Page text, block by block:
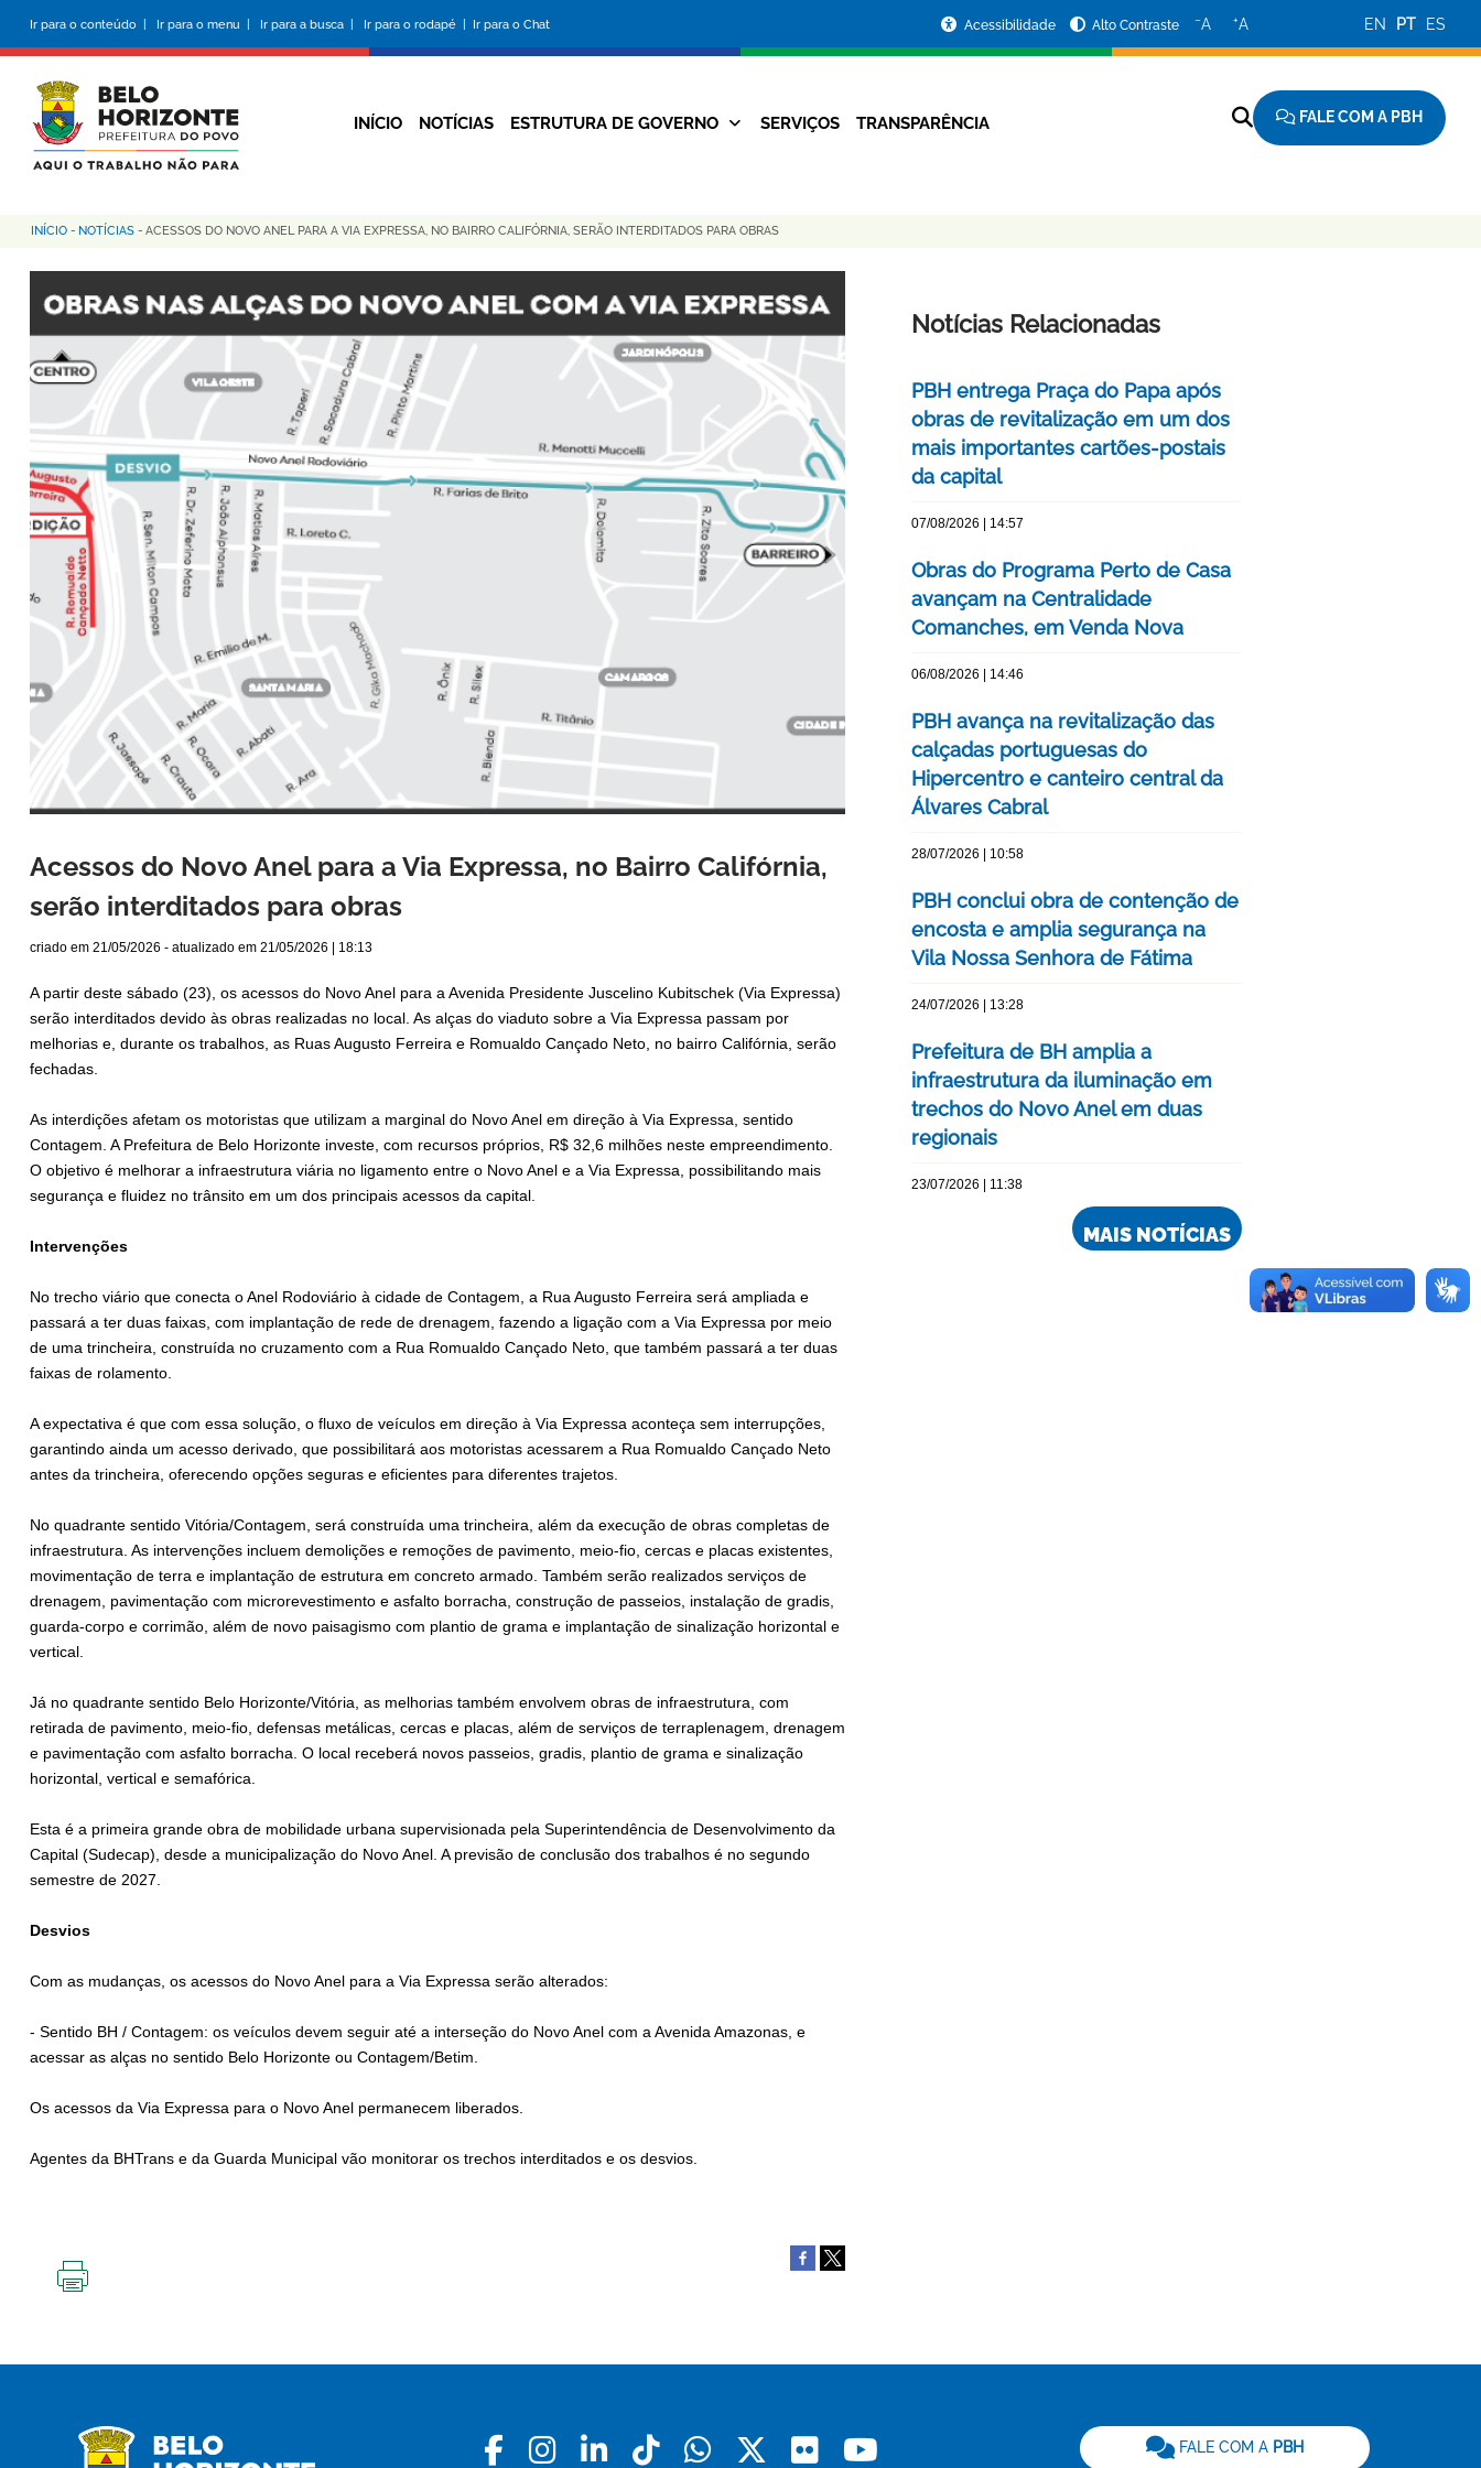
conteúdo
principal
Ir para o conteúdo | Ir para o menu | Ir para a busca | Ir para o rodapé | Ir para o Chat
da
Prefeitura
Acessibilidade Alto Contraste −A +A EN PT ES
Navegação
INÍCIO NOTÍCIAS ESTRUTURA DE GOVERNO SERVIÇOS TRANSPARÊNCIA FALE COM A PBH
Trilha
de
navegação
INÍCIO - NOTÍCIAS - ACESSOS DO NOVO ANEL PARA A VIA EXPRESSA, NO BAIRRO CALIFÓRNIA, SERÃO INTERDITADOS PARA OBRAS
Acessos do Novo Anel para a Via Expressa, no Bairro Califórnia,
serão interditados para obras
criado em 21/05/2026 - atualizado em 21/05/2026 | 18:13
A partir deste sábado (23), os acessos do Novo Anel para a Avenida Presidente Juscelino Kubitschek (Via Expressa)
serão interditados devido às obras realizadas no local. As alças do viaduto sobre a Via Expressa passam por
melhorias e, durante os trabalhos, as Ruas Augusto Ferreira e Romualdo Cançado Neto, no bairro Califórnia, serão
fechadas.
As interdições afetam os motoristas que utilizam a marginal do Novo Anel em direção à Via Expressa, sentido
Contagem. A Prefeitura de Belo Horizonte investe, com recursos próprios, R$ 32,6 milhões neste empreendimento.
O objetivo é melhorar a infraestrutura viária no ligamento entre o Novo Anel e a Via Expressa, possibilitando mais
segurança e fluidez no trânsito em um dos principais acessos da capital.
Intervenções
No trecho viário que conecta o Anel Rodoviário à cidade de Contagem, a Rua Augusto Ferreira será ampliada e
passará a ter duas faixas, com implantação de rede de drenagem, fazendo a ligação com a Via Expressa por meio
de uma trincheira, construída no cruzamento com a Rua Romualdo Cançado Neto, que também passará a ter duas
faixas de rolamento.
A expectativa é que com essa solução, o fluxo de veículos em direção à Via Expressa aconteça sem interrupções,
garantindo ainda um acesso derivado, que possibilitará aos motoristas acessarem a Rua Romualdo Cançado Neto
antes da trincheira, oferecendo opções seguras e eficientes para diferentes trajetos.
No quadrante sentido Vitória/Contagem, será construída uma trincheira, além da execução de obras completas de
infraestrutura. As intervenções incluem demolições e remoções de pavimento, meio-fio, cercas e placas existentes,
movimentação de terra e implantação de estrutura em concreto armado. Também serão realizados serviços de
drenagem, pavimentação com microrevestimento e asfalto borracha, construção de passeios, instalação de gradis,
guarda-corpo e corrimão, além de novo paisagismo com plantio de grama e implantação de sinalização horizontal e
vertical.
Já no quadrante sentido Belo Horizonte/Vitória, as melhorias também envolvem obras de infraestrutura, com
retirada de pavimento, meio-fio, defensas metálicas, cercas e placas, além de serviços de terraplenagem, drenagem
e pavimentação com asfalto borracha. O local receberá novos passeios, gradis, plantio de grama e sinalização
horizontal, vertical e semafórica.
Esta é a primeira grande obra de mobilidade urbana supervisionada pela Superintendência de Desenvolvimento da
Capital (Sudecap), desde a municipalização do Novo Anel. A previsão de conclusão dos trabalhos é no segundo
semestre de 2027.
Desvios
Com as mudanças, os acessos do Novo Anel para a Via Expressa serão alterados:
- Sentido BH / Contagem: os veículos devem seguir até a interseção do Novo Anel com a Avenida Amazonas, e
acessar as alças no sentido Belo Horizonte ou Contagem/Betim.
Os acessos da Via Expressa para o Novo Anel permanecem liberados.
Agentes da BHTrans e da Guarda Municipal vão monitorar os trechos interditados e os desvios.
Notícias Relacionadas
PBH entrega Praça do Papa após
obras de revitalização em um dos
mais importantes cartões-postais
da capital
07/08/2026 | 14:57
Obras do Programa Perto de Casa
avançam na Centralidade
Comanches, em Venda Nova
06/08/2026 | 14:46
PBH avança na revitalização das
calçadas portuguesas do
Hipercentro e canteiro central da
Álvares Cabral
28/07/2026 | 10:58
PBH conclui obra de contenção de
encosta e amplia segurança na
Vila Nossa Senhora de Fátima
24/07/2026 | 13:28
Prefeitura de BH amplia a
infraestrutura da iluminação em
trechos do Novo Anel em duas
regionais
23/07/2026 | 11:38
MAIS NOTÍCIAS
Facebook
Instagram
LinkedinTiktokWhatsapp
X Flickr FALE COM A PBH